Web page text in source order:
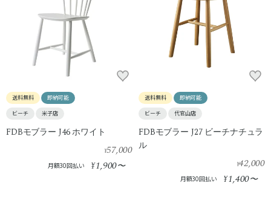
送料無料
即納可能
ビーチ
米子店
FDBモブラー J46 ホワイト
¥57,000
月額30回払い ¥1,900〜
送料無料
即納可能
ビーチ
代官山店
FDBモブラー J27 ビーチナチュラ
ル
¥42,000
月額30回払い ¥1,400〜